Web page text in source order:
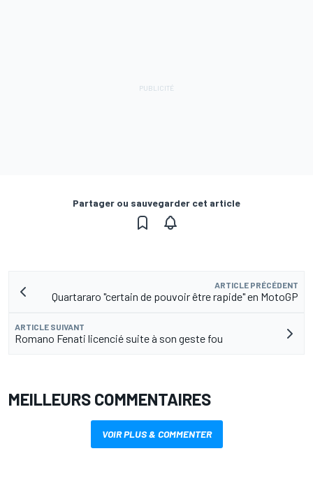
Partager ou sauvegarder cet article
ARTICLE PRÉCÉDENT
Quartararo "certain de pouvoir être rapide" en MotoGP
ARTICLE SUIVANT
Romano Fenati licencié suite à son geste fou
MEILLEURS COMMENTAIRES
VOIR PLUS & COMMENTER